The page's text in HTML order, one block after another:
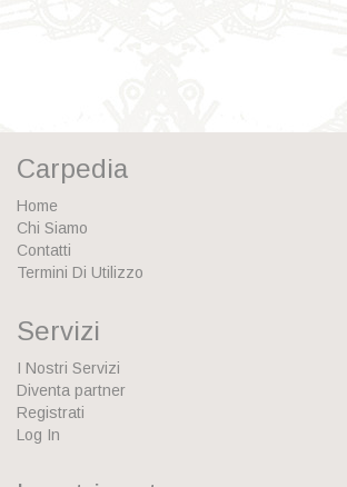
Carpedia
Home
Chi Siamo
Contatti
Termini Di Utilizzo
Servizi
I Nostri Servizi
Diventa partner
Registrati
Log In